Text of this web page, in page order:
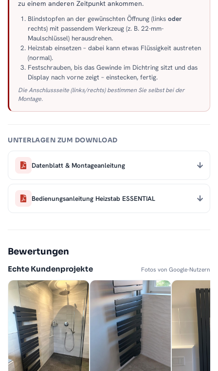
zu einem anderen Zeitpunkt ankommen.
Blindstopfen an der gewünschten Öffnung (links oder
rechts) mit passendem Werkzeug (z. B. 22-mm-
Maulschlüssel) herausdrehen.
Heizstab einsetzen – dabei kann etwas Flüssigkeit austreten
(normal).
Festschrauben, bis das Gewinde im Dichtring sitzt und das
Display nach vorne zeigt – einstecken, fertig.
Die Anschlussseite (links/rechts) bestimmen Sie selbst bei der
Montage.
UNTERLAGEN ZUM DOWNLOAD
Datenblatt & Montageanleitung
Bedienungsanleitung Heizstab ESSENTIAL
Bewertungen
Echte Kundenprojekte Fotos von Google-Nutzern